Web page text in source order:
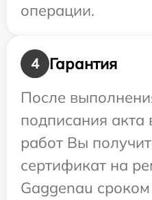
операции.
4
Гарантия
После
подписания
работ Вы
сертификат на
Gaggenau